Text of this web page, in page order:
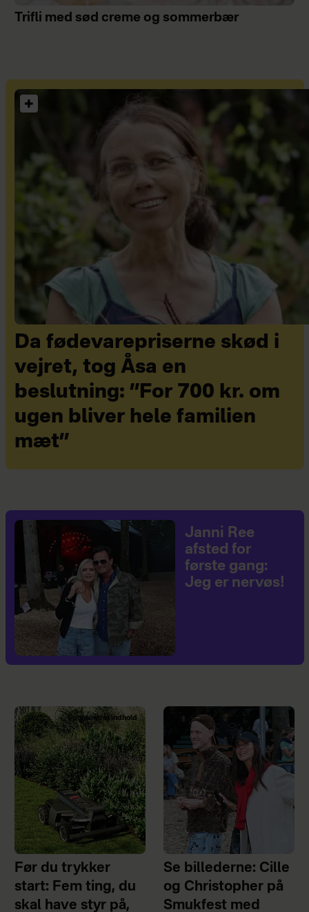
Trifli med sød creme og sommerbær
Da fødevarepriserne skød i
vejret, tog Åsa en
beslutning: ”For 700 kr. om
ugen bliver hele familien
mæt”
Janni Ree
afsted for
første gang:
Jeg er nervøs!
Sponsoreret indhold
Før du trykker
start: Fem ting, du
skal have styr på,
Se billederne: Cille
og Christopher på
Smukfest med